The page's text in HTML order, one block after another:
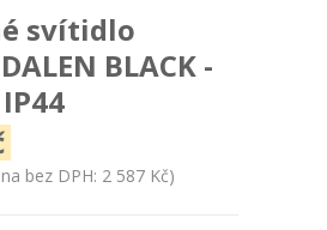
svítidlo
BLACK -
bez DPH: 2 587 Kč)